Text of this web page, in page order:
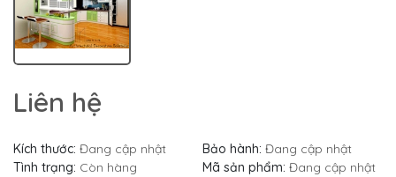
Liên hệ
Kích thước: Đang cập nhật Bảo hành: Đang cập nhật
Tình trạng: Còn hàng Mã sản phẩm: Đang cập nhật